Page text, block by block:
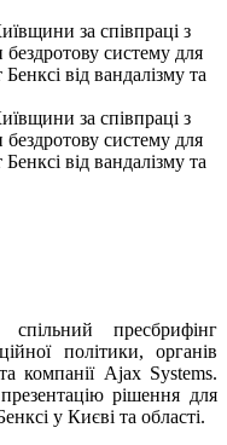
за співпраці з
систему для
від вандалізму та
за співпраці з
систему для
від вандалізму та
пресбрифінг
політики, органів
компанії Ajax Systems.
рішення для
у Києві та області.